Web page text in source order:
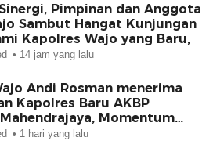
Pimpinan dan Anggota
Sambut Hangat Kunjungan
Kapolres Wajo yang Baru,
14 jam yang lalu
Andi Rosman menerima
Kapolres Baru AKBP
Momentum
Sinergi
1 hari yang lalu